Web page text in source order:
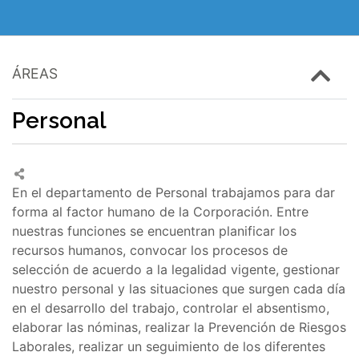
ÁREAS
Personal
En el departamento de Personal trabajamos para dar
forma al factor humano de la Corporación. Entre
nuestras funciones se encuentran planificar los
recursos humanos, convocar los procesos de
selección de acuerdo a la legalidad vigente, gestionar
nuestro personal y las situaciones que surgen cada día
en el desarrollo del trabajo, controlar el absentismo,
elaborar las nóminas, realizar la Prevención de Riesgos
Laborales, realizar un seguimiento de los diferentes